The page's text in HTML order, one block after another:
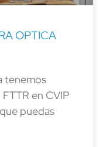
OPTICA
tenemos
en CVIP
puedas